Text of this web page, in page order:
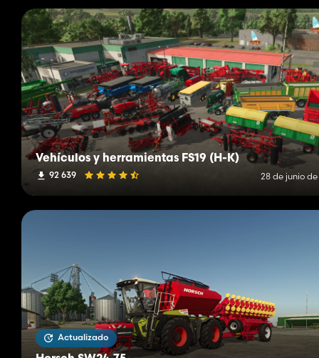
Vehículos y herramientas FS19 (H-K)
92 639 28 de junio
Actualizado